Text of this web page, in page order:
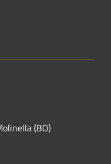
(BO)